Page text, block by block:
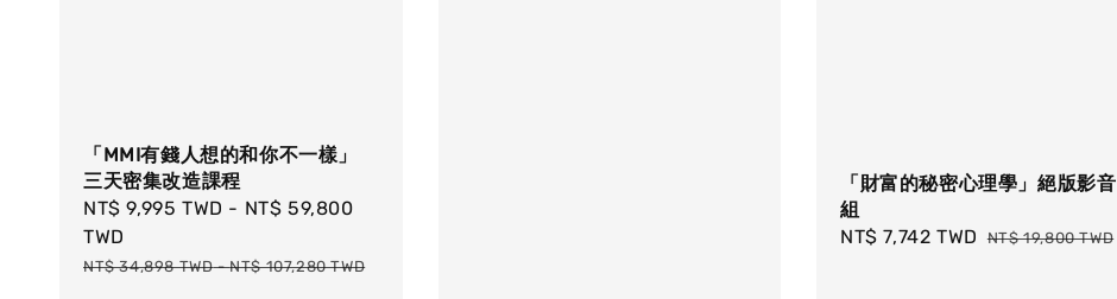
「MMI有錢人想的和你不一樣」
三天密集改造課程
Sale
price
NT$ 9,995 TWD - NT$ 59,800
TWD
Regular
NT$ 34,898 TWD-NT$ 107,280 TWD
「財富的秘密心理學」絕版影音
組
Sale
NT$ 7,742 TWD Regular
NT$ 19,800 TWD